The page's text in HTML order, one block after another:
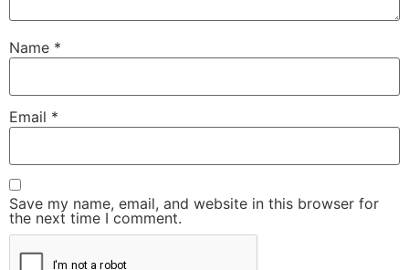
Name *
Email *
Save my name, email, and website in this browser for
the next time I comment.